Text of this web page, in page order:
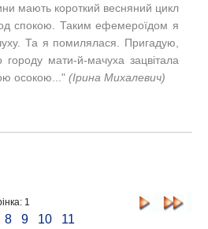
мають короткий весняний цикл
спокою. Таким ефемероїдом я
Та я помилялася. Пригадую,
городу мати-й-мачуха зацвітала
осокою..." (Ірина Михалевич)
1
8 9 10 11